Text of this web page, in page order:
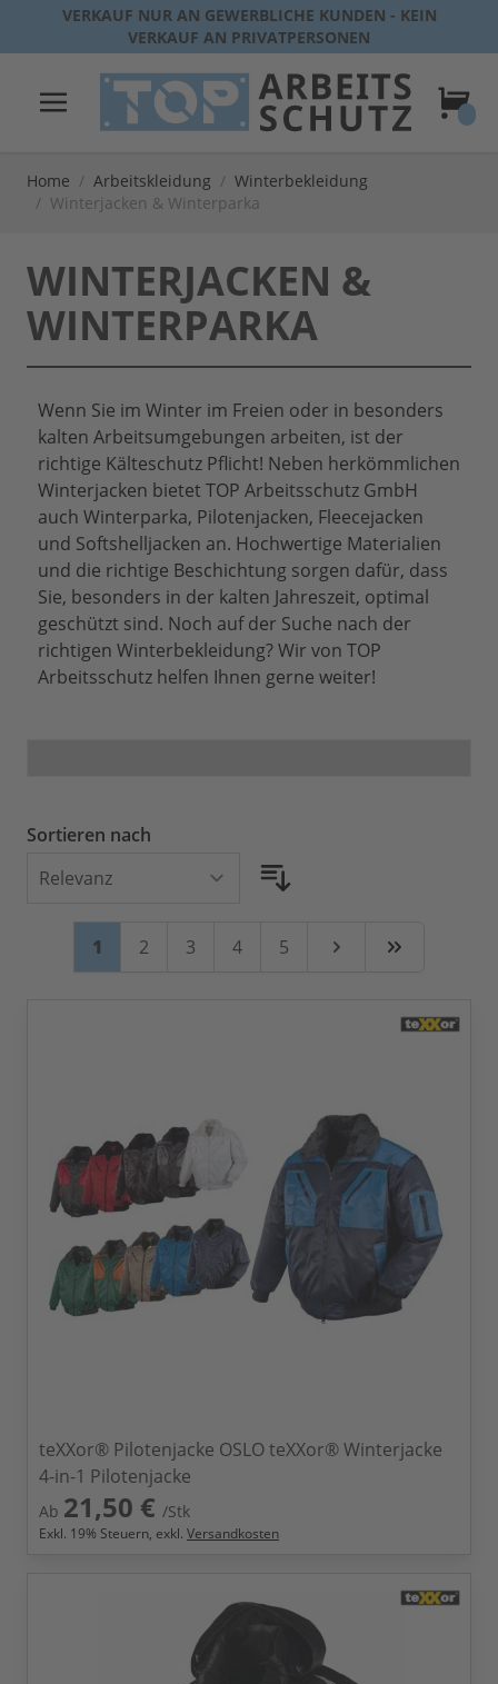
Direkt zum Inhalt
VERKAUF NUR AN GEWERBLICHE KUNDEN - KEIN
VERKAUF AN PRIVATPERSONEN
Home / Arbeitskleidung / Winterbekleidung
/ Winterjacken & Winterparka
WINTERJACKEN &
WINTERPARKA
Wenn Sie im Winter im Freien oder in besonders
kalten Arbeitsumgebungen arbeiten, ist der
richtige Kälteschutz Pflicht! Neben herkömmlichen
Winterjacken bietet TOP Arbeitsschutz GmbH
auch Winterparka, Pilotenjacken, Fleecejacken
und Softshelljacken an. Hochwertige Materialien
und die richtige Beschichtung sorgen dafür, dass
Sie, besonders in der kalten Jahreszeit, optimal
geschützt sind. Noch auf der Suche nach der
richtigen Winterbekleidung? Wir von TOP
Arbeitsschutz helfen Ihnen gerne weiter!
Sortieren nach
Sie lesen gerade Seite
1 Seite
2 Seite
3 Seite
4 Seite
5 Weiter Zuletzt
teXXor® Pilotenjacke OSLO teXXor® Winterjacke
4-in-1 Pilotenjacke
Ab 21,50 € /Stk
Exkl. 19% Steuern, exkl. Versandkosten